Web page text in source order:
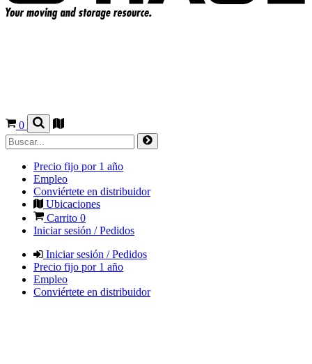
0
Precio fijo por 1 año
Empleo
Conviértete en distribuidor
Ubicaciones
Carrito 0
Iniciar sesión / Pedidos
Iniciar sesión / Pedidos
Precio fijo por 1 año
Empleo
Conviértete en distribuidor